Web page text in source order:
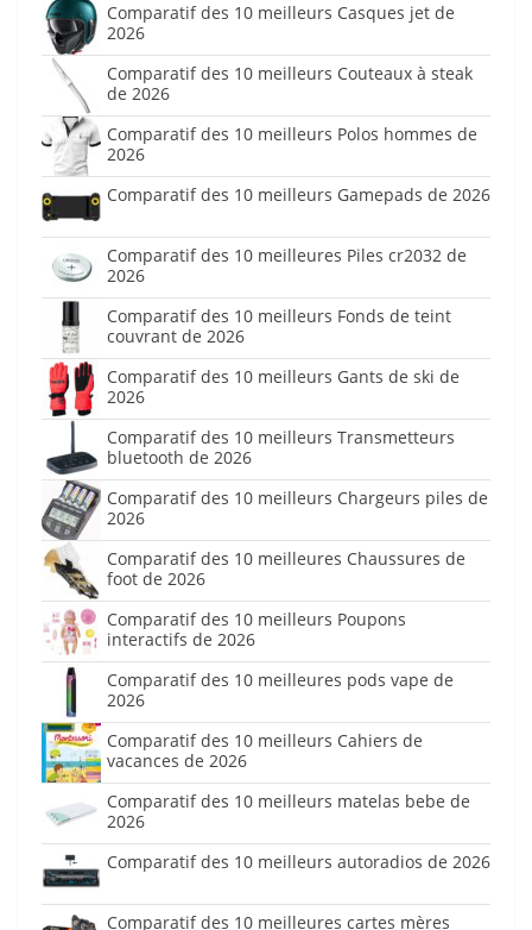
Comparatif des 10 meilleurs Casques jet de
2026
Comparatif des 10 meilleurs Couteaux à steak
de 2026
Comparatif des 10 meilleurs Polos hommes de
2026
Comparatif des 10 meilleurs Gamepads de 2026
Comparatif des 10 meilleures Piles cr2032 de
2026
Comparatif des 10 meilleurs Fonds de teint
couvrant de 2026
Comparatif des 10 meilleurs Gants de ski de
2026
Comparatif des 10 meilleurs Transmetteurs
bluetooth de 2026
Comparatif des 10 meilleurs Chargeurs piles de
2026
Comparatif des 10 meilleures Chaussures de
foot de 2026
Comparatif des 10 meilleurs Poupons
interactifs de 2026
Comparatif des 10 meilleures pods vape de
2026
Comparatif des 10 meilleurs Cahiers de
vacances de 2026
Comparatif des 10 meilleurs matelas bebe de
2026
Comparatif des 10 meilleurs autoradios de 2026
Comparatif des 10 meilleures cartes mères